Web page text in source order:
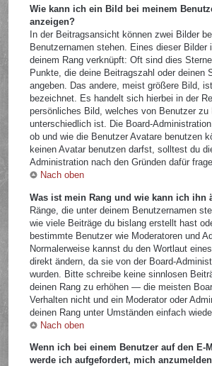
Wie kann ich ein Bild bei meinem
anzeigen?
In der Beitragsansicht können zwei Bilder
Benutzernamen stehen. Eines dieser Bilder
deinem Rang verknüpft: Oft sind dies
Punkte, die deine Beitragszahl oder deinen
angeben. Das andere, meist größere Bild,
bezeichnet. Es handelt sich hierbei in der
persönliches Bild, welches von Benutzer zu
unterschiedlich ist. Die Board-
ob und wie die Benutzer Avatare benutzen
keinen Avatar benutzen darfst, solltest du
Administration nach den Gründen dafür
Nach oben
Was ist mein Rang und wie kann ich ihn
Ränge, die unter deinem Benutzernamen
wie viele Beiträge du bislang erstellt hast
bestimmte Benutzer wie Moderatoren und
Normalerweise kannst du den Wortlaut
direkt ändern, da sie von der Board-
wurden. Bitte schreibe keine sinnlosen
deinen Rang zu erhöhen — die meisten
Verhalten nicht und ein Moderator oder
deinen Rang unter Umständen einfach
Nach oben
Wenn ich bei einem Benutzer auf den E-
werde ich aufgefordert, mich